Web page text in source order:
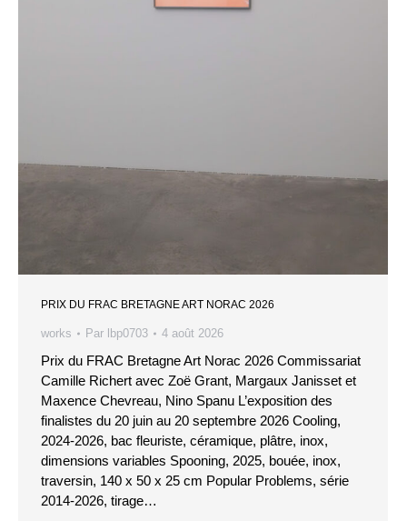
PRIX DU FRAC BRETAGNE ART NORAC 2026
works Par lbp0703 4 août 2026
Prix du FRAC Bretagne Art Norac 2026 Commissariat
Camille Richert avec Zoë Grant, Margaux Janisset et
Maxence Chevreau, Nino Spanu L’exposition des
finalistes du 20 juin au 20 septembre 2026 Cooling,
2024-2026, bac fleuriste, céramique, plâtre, inox,
dimensions variables Spooning, 2025, bouée, inox,
traversin, 140 x 50 x 25 cm Popular Problems, série
2014-2026, tirage…